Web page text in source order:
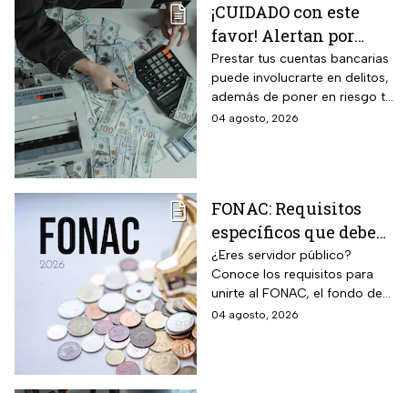
¡CUIDADO con este
favor! Alertan por
préstamo de cuentas
bancarias: razón por la
que debes decir que
Prestar tus cuentas bancarias
puede involucrarte en delitos,
además de poner en riesgo tu
patrimonio y situación legal;
04 agosto, 2026
FONAC: Requisitos
específicos que deben
cumplir los
trabajadores para
participar en él
¿Eres servidor público?
Conoce los requisitos para
unirte al FONAC, el fondo de
ahorro Capitalizable de los
04 agosto, 2026